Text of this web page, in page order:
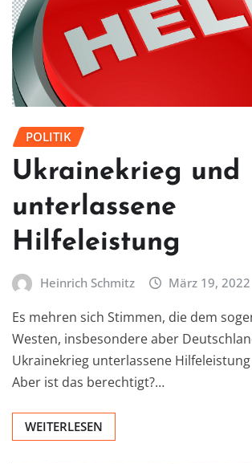
POLITIK
Ukrainekrieg und
unterlassene
Hilfeleistung
Heinrich Schmitz März 19, 2022
Es mehren sich Stimmen, die dem
Westen, insbesondere aber
Ukrainekrieg unterlassene
Aber ist das berechtigt?…
WEITERLESEN